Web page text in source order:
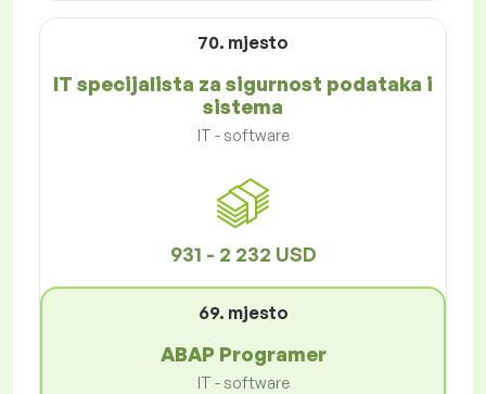
70. mjesto
IT specijalista za sigurnost podataka i
sistema
IT - software
931 - 2 232 USD
69. mjesto
ABAP Programer
IT - software